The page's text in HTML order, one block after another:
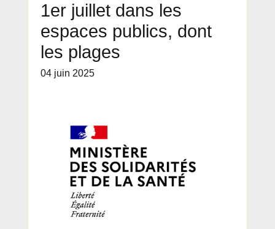
1er juillet dans les
espaces publics, dont
les plages
04 juin 2025